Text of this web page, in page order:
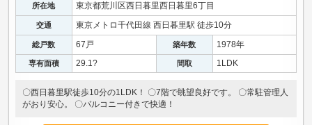
所在地 東京都荒川区西日暮里西日暮里6丁目
交通 東京メトロ千代田線 西日暮里駅 徒歩10分
総戸数 67戸 築年数 1978年
専有面積 29.1? 間取 1LDK
〇西日暮里駅徒歩10分の1LDK！ 〇7階で眺望良好です。 〇常駐管理人
がおり安心。 〇バルコニー付きで快適！